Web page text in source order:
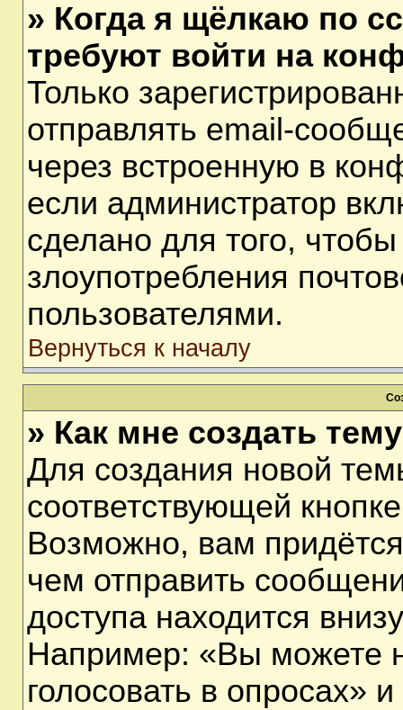
» Когда я щёлкаю по
требуют войти на
Только
отправлять email-
через встроенную в
если администратор
сделано для того,
злоупотребления
пользователями.
Вернуться к началу
» Как мне создать
Для создания новой
соответствующей
Возможно, вам
чем отправить
доступа находится
Например: «Вы можете
голосовать в опросах» и